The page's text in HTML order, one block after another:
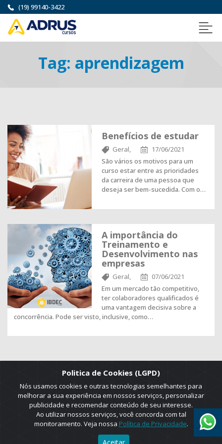
(19) 99140-3422
Tag: aprendizagem
Benefícios de estudar
Geral,
17/06/2021
São vários os motivos para um
curso estar entre as prioridades
da carreira de uma pessoa que
deseja ser bem-sucedida. Com o…
A importância do
Treinamento e
Desenvolvimento nas
empresas
Geral,
07/06/2021
Em um mercado tão competitivo,
ter colaboradores qualificados é
uma vantagem decisiva sobre a
concorrência. Pode ser visto, inclusive, como…
2025 © Copyright. ADRUS. Todos os direitos reservados. Designed by
Politica de Cookies (LGPD)
Nós usamos cookies e outras tecnologias semelhantes para
melhorar a sua experiência em nossos serviços, personalizar
publicidade e recomendar conteúdo de seu interesse.
Ao utilizar nossos serviços, você concorda com tal
monitoramento. Veja nossa Política de Privacidade.